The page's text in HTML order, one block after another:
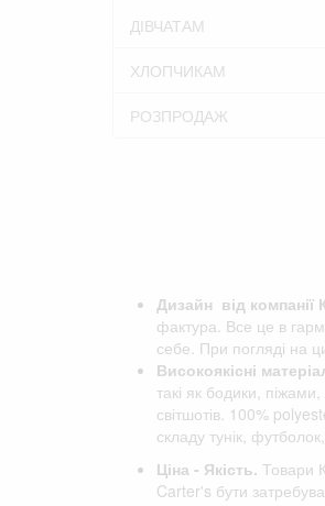
ДІВЧАТАМ
ХЛОПЧИКАМ
РОЗПРОДАЖ
Дизайн від компанії
фактура. Все це в
себе. При погляді на
Високоякісні
такі як бодики,
світшотів. 100%
складу тунік, футболок,
Ціна - Якість. Товари
Carter's бути